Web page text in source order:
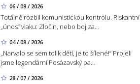
06 / 08 / 2026
Totálně rozbil komunistickou kontrolu. Riskantní
„únos“ vlaku: Zločin, nebo boj za…
04 / 08 / 2026
„Narvalo se sem tolik dětí, je to šílené!“ Projeli
jsme legendární Posázavský pa…
28 / 07 / 2026